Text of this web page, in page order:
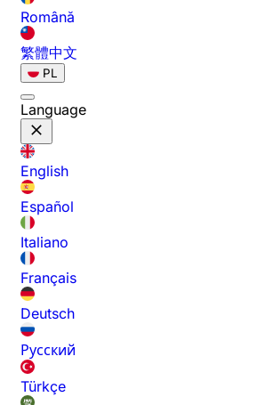
Română
繁體中文
PL
Language
English
Español
Italiano
Français
Deutsch
Русский
Türkçe